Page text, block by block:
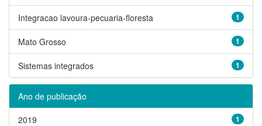
1
Integracao lavoura-pecuaria-floresta
1
Mato Grosso
1
Sistemas integrados
Ano de publicação
1
2019